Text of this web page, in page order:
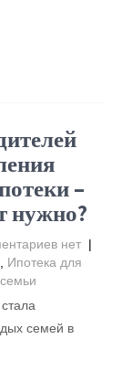
–
нужно?
нет |
Ипотека для
семей в